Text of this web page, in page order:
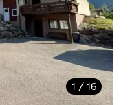
1 / 16